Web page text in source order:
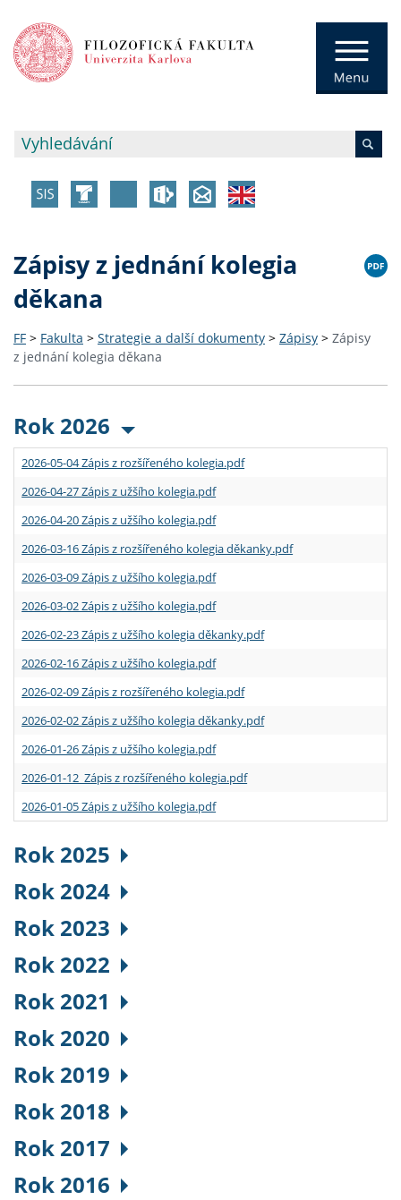
Zápisy z jednání kolegia
děkana
FF > Fakulta > Strategie a další dokumenty > Zápisy > Zápisy
z jednání kolegia děkana
Rok 2026
2026-05-04 Zápis z rozšířeného kolegia.pdf
2026-04-27 Zápis z užšího kolegia.pdf
2026-04-20 Zápis z užšího kolegia.pdf
2026-03-16 Zápis z rozšířeného kolegia děkanky.pdf
2026-03-09 Zápis z užšího kolegia.pdf
2026-03-02 Zápis z užšího kolegia.pdf
2026-02-23 Zápis z užšího kolegia děkanky.pdf
2026-02-16 Zápis z užšího kolegia.pdf
2026-02-09 Zápis z rozšířeného kolegia.pdf
2026-02-02 Zápis z užšího kolegia děkanky.pdf
2026-01-26 Zápis z užšího kolegia.pdf
2026-01-12 Zápis z rozšířeného kolegia.pdf
2026-01-05 Zápis z užšího kolegia.pdf
Rok 2025
Rok 2024
Rok 2023
Rok 2022
Rok 2021
Rok 2020
Rok 2019
Rok 2018
Rok 2017
Rok 2016